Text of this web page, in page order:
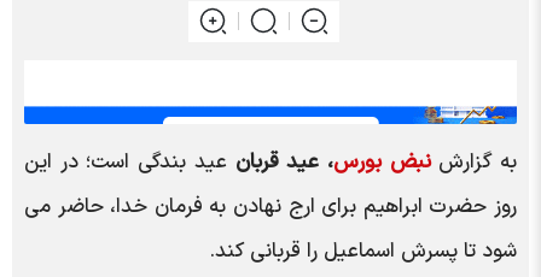
به گزارش نبض بورس، عید قربان عید بندگی است؛ در این
روز حضرت ابراهیم برای ارج نهادن به فرمان خدا، حاضر می
شود تا پسرش اسماعیل را قربانی کند.